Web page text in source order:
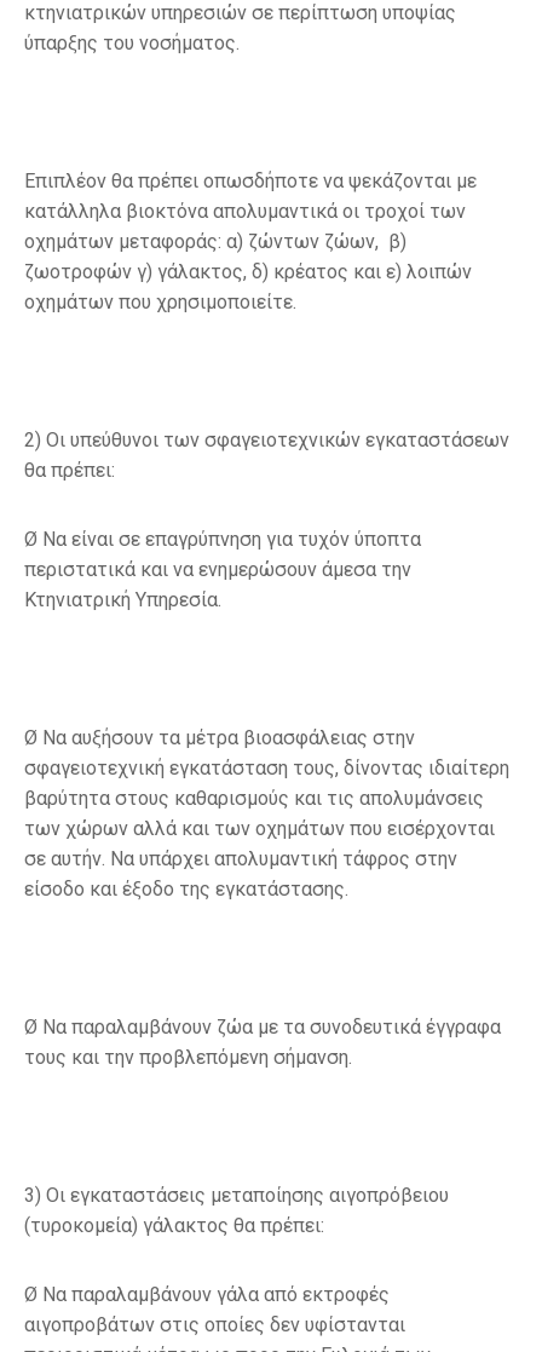
κτηνιατρικών υπηρεσιών σε περίπτωση υποψίας
ύπαρξης του νοσήματος.
Επιπλέον θα πρέπει οπωσδήποτε να ψεκάζονται με
κατάλληλα βιοκτόνα απολυμαντικά οι τροχοί των
οχημάτων μεταφοράς: α) ζώντων ζώων, β)
ζωοτροφών γ) γάλακτος, δ) κρέατος και ε) λοιπών
οχημάτων που χρησιμοποιείτε.
2) Οι υπεύθυνοι των σφαγειοτεχνικών εγκαταστάσεων
θα πρέπει:
Ø Να είναι σε επαγρύπνηση για τυχόν ύποπτα
περιστατικά και να ενημερώσουν άμεσα την
Κτηνιατρική Υπηρεσία.
Ø Να αυξήσουν τα μέτρα βιοασφάλειας στην
σφαγειοτεχνική εγκατάσταση τους, δίνοντας ιδιαίτερη
βαρύτητα στους καθαρισμούς και τις απολυμάνσεις
των χώρων αλλά και των οχημάτων που εισέρχονται
σε αυτήν. Να υπάρχει απολυμαντική τάφρος στην
είσοδο και έξοδο της εγκατάστασης.
Ø Να παραλαμβάνουν ζώα με τα συνοδευτικά έγγραφα
τους και την προβλεπόμενη σήμανση.
3) Οι εγκαταστάσεις μεταποίησης αιγοπρόβειου
(τυροκομεία) γάλακτος θα πρέπει:
Ø Να παραλαμβάνουν γάλα από εκτροφές
αιγοπροβάτων στις οποίες δεν υφίστανται